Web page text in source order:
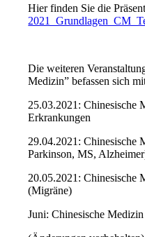
Hier finden Sie die
Die weiteren
Medizin” befassen sich
25.03.2021: Chinesische
Erkrankungen
29.04.2021: Chinesische
Parkinson, MS,
20.05.2021: Chinesische
(Migräne)
Juni: Chinesische